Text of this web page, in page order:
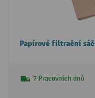
Papírové filtrační
7 Pracovních dnů